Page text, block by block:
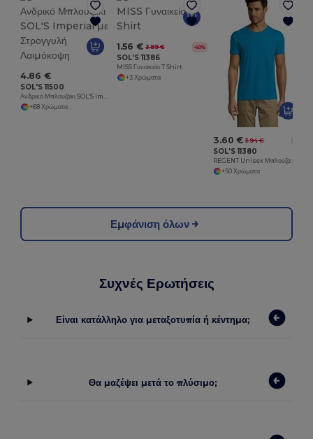
4.86 €
SOL'S 11500
Ανδρικό Μπλουζάκι SOL'S Imperial με Στρογγυλή Λαιμόκοψη
+68 Χρώματα
1.56 € 3.89 € -60%
SOL'S 11386
MISS Γυναικείο T Shirt
+3 Χρώματα
3.60 € 3.94 €
SOL'S 11380
+50 Χρώματα
Εμφάνιση όλων
Συχνές Ερωτήσεις
Είναι κατάλληλο για μεταξοτυπία ή κέντημα;
Θα μαζέψει μετά το πλύσιμο;